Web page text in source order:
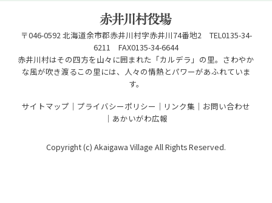
〒046-0592 北海道余市郡赤井川村字赤井川74番地2 TEL0135-34-
6211 FAX0135-34-6644
赤井川村はその四方を山々に囲まれた「カルデラ」の里。さわやか
な風が吹き渡るこの里には、人々の情熱とパワーがあふれていま
す。
サイトマップ
プライバシーポリシー リンク集
お問い合わせ
あかいがわ広報
Copyright (c) Akaigawa Village All Rights Reserved.